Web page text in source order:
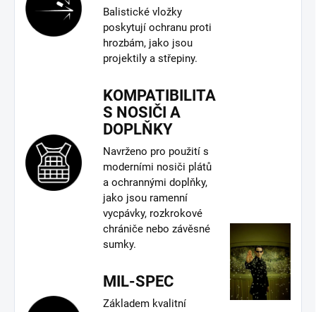
Balistické vložky
poskytují ochranu proti
hrozbám, jako jsou
projektily a střepiny.
KOMPATIBILITA
S NOSIČI A
DOPLŇKY
Navrženo pro použití s
moderními nosiči plátů
a ochrannými doplňky,
jako jsou ramenní
vycpávky, rozkrokové
chrániče nebo závěsné
sumky.
MIL-SPEC
Základem kvalitní